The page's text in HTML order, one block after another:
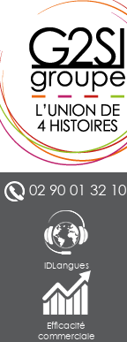
02 90 01 32 10
IDLangues
Efficacité
commerciale